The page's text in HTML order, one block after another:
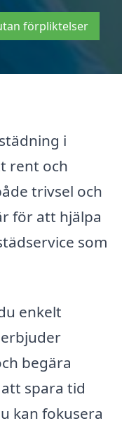
förpliktelser
i
rent och
trivsel och
för att hjälpa
som
enkelt
begära
spara tid
kan fokusera